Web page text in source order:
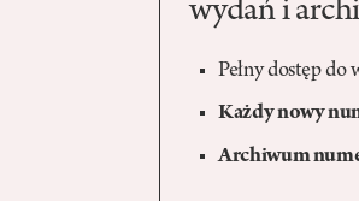
wydań i
Pełny dostęp do
Każdy nowy
Archiwum